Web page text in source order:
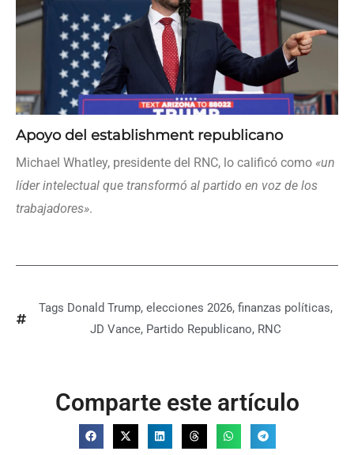
Apoyo del establishment republicano
Michael Whatley, presidente del RNC, lo calificó como «un
líder intelectual que transformó al partido en voz de los
trabajadores».
Tags Donald Trump, elecciones 2026, finanzas políticas,
JD Vance, Partido Republicano, RNC
Comparte este artículo